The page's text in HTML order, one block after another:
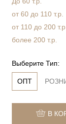
от 60 до 110 т.р.
от 110 до 200 т.р
более 200 т.р.
Выберите Тип:
ОПТ
В